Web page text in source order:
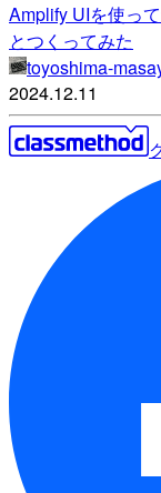
Amplify UIを使っ
とつくってみた
toyoshima-
2024.12.11